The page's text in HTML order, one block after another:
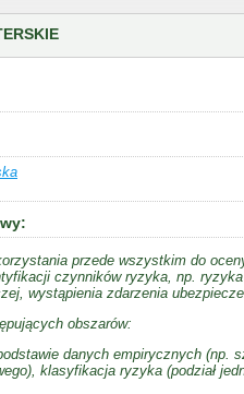
przede wszystkim do
czynników ryzyka, np. ryzyka
wystąpienia zdarzenia
obszarów:
danych empirycznych (np.
klasyfikacja ryzyka (podział